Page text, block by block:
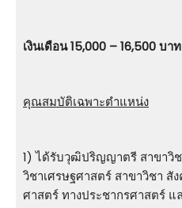
เงินเดือน 15,000 – 16,500 บาท
คุณสมบัติเฉพาะตำแหน่ง
1) ได้รับวุฒิปริญญาตรี สาขาวิ
วิชาเศรษฐศาสตร์ สาขาวิชา สั
ศาสตร์ ทางประชากรศาสตร์ แ